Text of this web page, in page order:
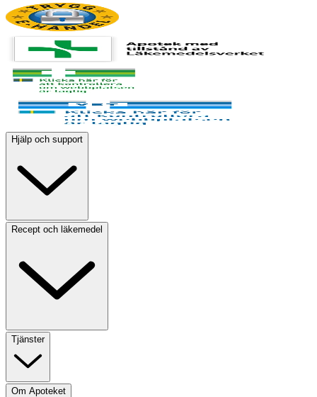
Hjälp och support
Recept och läkemedel
Tjänster
Om Apoteket